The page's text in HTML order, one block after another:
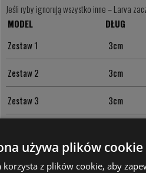
Jeśli ryby ignorują wszystko inne – Larva
MODEL
DŁUG
Zestaw 1
3cm
Zestaw 2 3cm
Zestaw 3 3cm
Zestaw 5 3cm
używa plików cookie
korzysta z plików cookie, aby